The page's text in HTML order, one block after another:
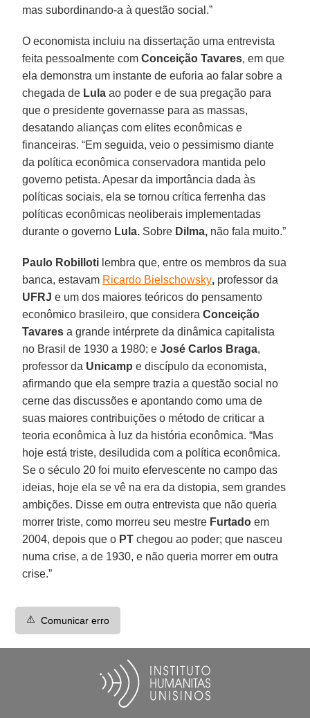
mas subordinando-a à questão social.”
O economista incluiu na dissertação uma entrevista
feita pessoalmente comConceição Tavares, em que
ela demonstra um instante de euforia ao falar sobre a
chegada de Lula ao poder e de sua pregação para
que o presidente governasse para as massas,
desatando alianças com elites econômicas e
financeiras. “Em seguida, veio o pessimismo diante
da política econômica conservadora mantida pelo
governo petista. Apesar da importância dada às
políticas sociais, ela se tornou crítica ferrenha das
políticas econômicas neoliberais implementadas
durante o governo Lula. Sobre Dilma, não fala muito.”
Paulo Robilloti lembra que, entre os membros da sua
banca, estavam Ricardo Bielschowsky, professor da
UFRJ e um dos maiores teóricos do pensamento
econômico brasileiro, que consideraConceição
Tavares a grande intérprete da dinâmica capitalista
no Brasil de 1930 a 1980; eJosé Carlos Braga,
professor da Unicamp e discípulo da economista,
afirmando que ela sempre trazia a questão social no
cerne das discussões e apontando como uma de
suas maiores contribuições o método de criticar a
teoria econômica à luz da história econômica. “Mas
hoje está triste, desiludida com a política econômica.
Se o século 20 foi muito efervescente no campo das
ideias, hoje ela se vê na era da distopia, sem grandes
ambições. Disse em outra entrevista que não queria
morrer triste, como morreu seu mestre Furtado em
2004, depois que o PT chegou ao poder; que nasceu
numa crise, a de 1930, e não queria morrer em outra
crise.”
⚠️ Comunicar erro